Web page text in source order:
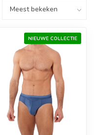
NIEUWE COLLECTIE